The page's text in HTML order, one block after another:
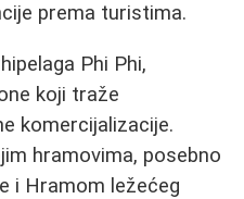
prema turistima.
Phi Phi,
koji traže
komercijalizacije.
hramovima, posebno
i Hramom ležećeg